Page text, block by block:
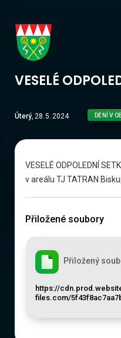
u
VESELÉ
Úterý, 28.5. 2024 DĚNÍ V
VESELÉ ODPOLEDNÍ
v areálu TJ TATRAN
Přiložené soubory
Přiložený
https://
files.com/